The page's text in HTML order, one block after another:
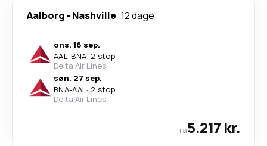
Aalborg- Nashville 12 dage
ons. 16 sep.
AAL-BNA· 2 stop
Delta Air Lines
søn. 27 sep.
BNA-AAL· 2 stop
Delta Air Lines
fra5.217 kr.